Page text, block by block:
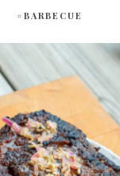
#BARBECUE